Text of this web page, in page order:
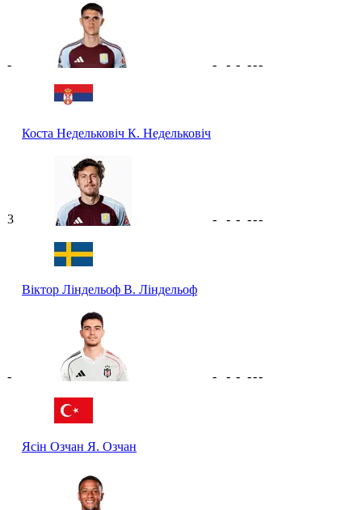
-
Коста Недельковіч К. Недельковіч
- - - ---
3
Віктор Ліндельоф В. Ліндельоф
- - - ---
-
Ясін Озчан Я. Озчан
- - - ---